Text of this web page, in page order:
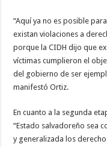
“Aquí ya no es posible
existan violaciones a
porque la CIDH dijo que
víctimas cumplieron el
del gobierno de ser
manifestó Ortiz.
En cuanto a la segunda
“Estado salvadoreño sea
y generalizada los